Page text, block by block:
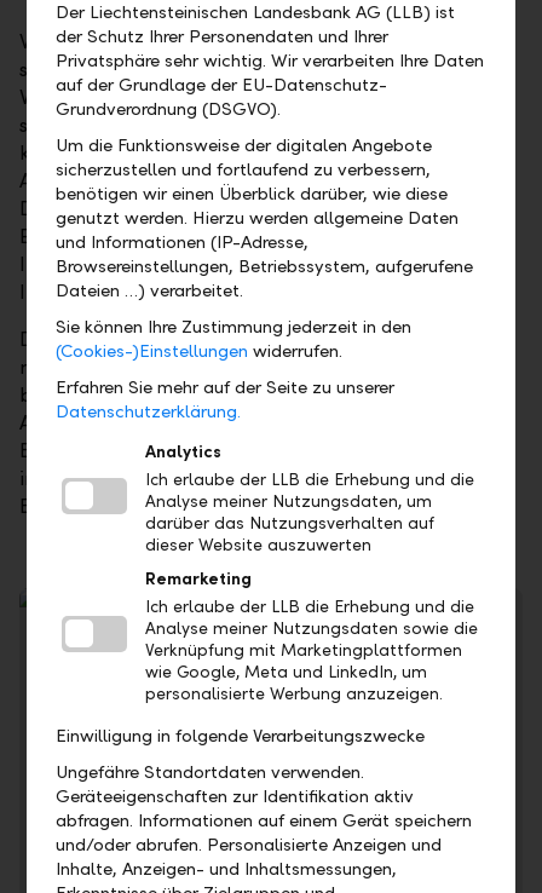
Wir verstehen Partnerschaften als Versprechen, die
sich jederzeit neu einlösen. Und dafür tragen wir
Verantwortung, damit Sie immer bestens beraten
sind und wir langfristig Ihr Vertrauen geniessen
können. Sie haben stets einen festen
Ansprechpartner für Ihre Finanzangelegenheiten.
Durch die enge Zusammenarbeit können unsere
Experten massgeschneiderte Lösungen anbieten, die
Ihrer persönlichen Situation entsprechen und zu
Ihren Zielen passen.
Dabei spielt es keine Rolle, ob Sie sich das erste Mal
mit Themen wie Geldanlage oder Vorsorge
beschäftigen oder ob Sie gezielt nach dem besten
Asset Management suchen – mit unserem Private
Banking erleben Sie eine echte Beratung, bei der Sie
im Mittelpunkt stehen. Das ist unser "Persönliches
Banking in Perfektion".
Kennen Sie Ihren Anlegertyp? Finden Sie in wenigen
Minuten heraus, welchem Anlegertyp Sie entsprechen.
Anlegertyp ermitteln
Der Liechtensteinischen Landesbank AG (LLB) ist
der Schutz Ihrer Personendaten und Ihrer
Privatsphäre sehr wichtig. Wir verarbeiten Ihre Daten
auf der Grundlage der EU-Datenschutz-
Grundverordnung (DSGVO).
Um die Funktionsweise der digitalen Angebote
sicherzustellen und fortlaufend zu verbessern,
benötigen wir einen Überblick darüber, wie diese
genutzt werden. Hierzu werden allgemeine Daten
und Informationen (IP-Adresse,
Browsereinstellungen, Betriebssystem, aufgerufene
Dateien …) verarbeitet.
Sie können Ihre Zustimmung jederzeit in den
(Cookies-)Einstellungen widerrufen.
Erfahren Sie mehr auf der Seite zu unserer
Datenschutzerklärung.
Analytics
Ich erlaube der LLB die Erhebung und die
Analyse meiner Nutzungsdaten, um
darüber das Nutzungsverhalten auf
dieser Website auszuwerten
Remarketing
Ich erlaube der LLB die Erhebung und die
Analyse meiner Nutzungsdaten sowie die
Verknüpfung mit Marketingplattformen
wie Google, Meta und LinkedIn, um
personalisierte Werbung anzuzeigen.
Einwilligung in folgende Verarbeitungszwecke
Ungefähre Standortdaten verwenden.
Geräteeigenschaften zur Identifikation aktiv
abfragen. Informationen auf einem Gerät speichern
und/oder abrufen. Personalisierte Anzeigen und
Inhalte, Anzeigen- und Inhaltsmessungen,